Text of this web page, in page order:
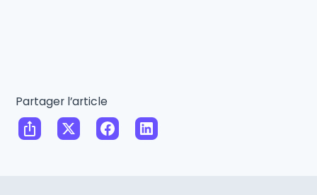
Partager l’article